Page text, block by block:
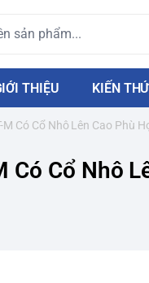
THIỆU KIẾN
Có Cổ Nhô Lên Cao Phù
Có Cổ Nhô